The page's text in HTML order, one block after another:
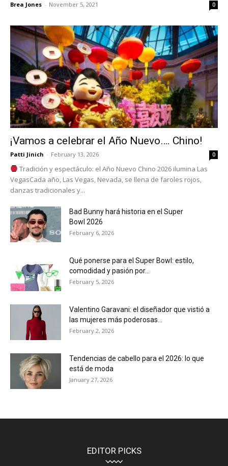
Brea Jones - November 5, 2021 0
¡Vamos a celebrar el Año Nuevo…. Chino!
Patti Jinich - February 13, 2026 0
Tradición y espectáculo: el Año Nuevo Chino 2026 ilumina Las
VegasCada año, Las Vegas, Nevada, se llena de faroles rojos,
danzas tradicionales y...
Bad Bunny hará historia en el Super
Bowl 2026
February 6, 2026
Qué ponerse para el Super Bowl: estilo,
comodidad y pasión por...
February 5, 2026
Valentino Garavani: el diseñador que vistió a
las mujeres más poderosas...
February 2, 2026
Tendencias de cabello para el 2026: lo que
está de moda
January 27, 2026
EDITOR PICKS